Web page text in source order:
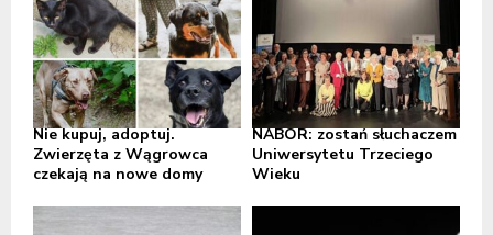
Nie kupuj, adoptuj.
Zwierzęta z Wągrowca
czekają na nowe domy
NABÓR: zostań słuchaczem
Uniwersytetu Trzeciego
Wieku